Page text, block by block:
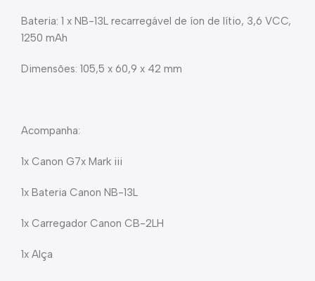
Bateria: 1 x NB-13L recarregável de íon de lítio, 3,6 VCC,
1250 mAh
Dimensões: 105,5 x 60,9 x 42 mm
Acompanha:
1x Canon G7x Mark iii
1x Bateria Canon NB-13L
1x Carregador Canon CB-2LH
1x Alça